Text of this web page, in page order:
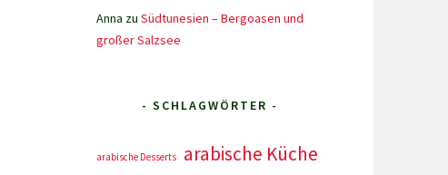
Anna zu Südtunesien – Bergoasen und
großer Salzsee
- SCHLAGWÖRTER -
arabische Desserts arabische Küche